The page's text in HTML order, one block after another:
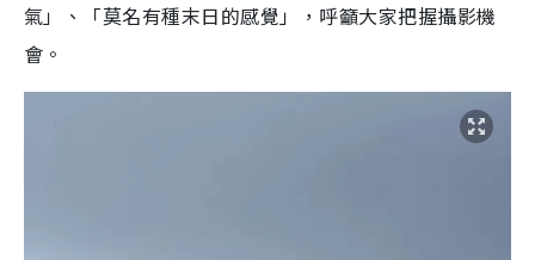
氣」、「莫名有種末日的感覺」，呼籲大家把握攝影機
會。